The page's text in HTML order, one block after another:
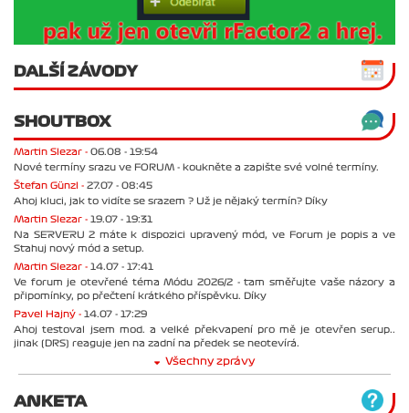
DALŠÍ ZÁVODY
SHOUTBOX
Martin Slezar - 06.08 - 19:54
Nové termíny srazu ve FORUM - koukněte a zapište své volné termíny.
Štefan Günzl - 27.07 - 08:45
Ahoj kluci, jak to vidíte se srazem ? Už je nějaký termín? Díky
Martin Slezar - 19.07 - 19:31
Na SERVERU 2 máte k dispozici upravený mód, ve Forum je popis a ve
Stahuj nový mód a setup.
Martin Slezar - 14.07 - 17:41
Ve forum je otevřené téma Módu 2026/2 - tam směřujte vaše názory a
připomínky, po přečtení krátkého příspěvku. Díky
Pavel Hajný - 14.07 - 17:29
Ahoj testoval jsem mod. a velké překvapení pro mě je otevřen serup..
jinak (DRS) reaguje jen na zadní na předek se neotevírá.
Všechny zprávy
ANKETA